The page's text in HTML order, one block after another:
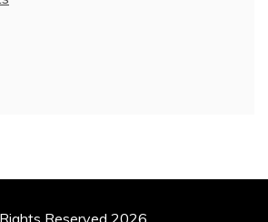
Reserved 2026.